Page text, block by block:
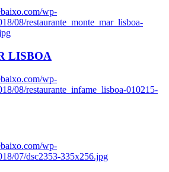
wp-
08/restaurante_monte_mar_lisboa-
LISBOA
wp-
08/restaurante_infame_lisboa-010215-
wp-
07/dsc2353-335x256.jpg